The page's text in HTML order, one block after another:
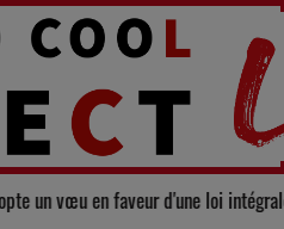
du Gers adopte un vœu en faveur